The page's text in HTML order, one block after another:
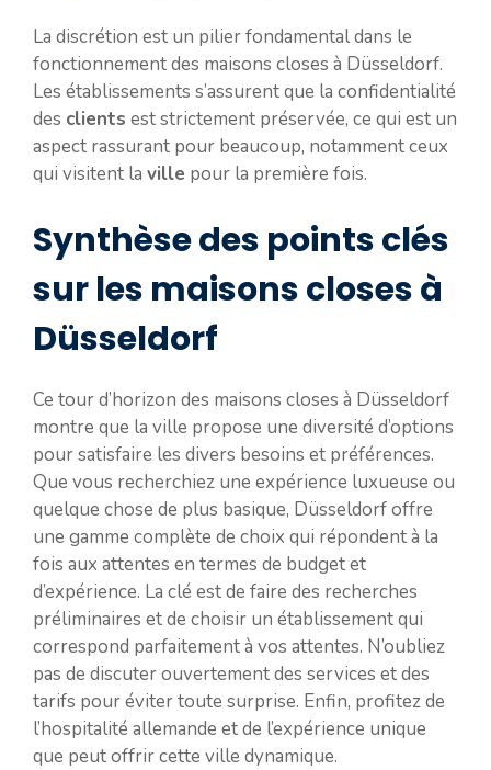
La discrétion est un pilier fondamental dans le
fonctionnement des maisons closes à Düsseldorf.
Les établissements s’assurent que la confidentialité
des clients est strictement préservée, ce qui est un
aspect rassurant pour beaucoup, notamment ceux
qui visitent la ville pour la première fois.
Synthèse des points clés
sur les maisons closes à
Düsseldorf
Ce tour d’horizon des maisons closes à Düsseldorf
montre que la ville propose une diversité d’options
pour satisfaire les divers besoins et préférences.
Que vous recherchiez une expérience luxueuse ou
quelque chose de plus basique, Düsseldorf offre
une gamme complète de choix qui répondent à la
fois aux attentes en termes de budget et
d’expérience. La clé est de faire des recherches
préliminaires et de choisir un établissement qui
correspond parfaitement à vos attentes. N’oubliez
pas de discuter ouvertement des services et des
tarifs pour éviter toute surprise. Enfin, profitez de
l’hospitalité allemande et de l’expérience unique
que peut offrir cette ville dynamique.